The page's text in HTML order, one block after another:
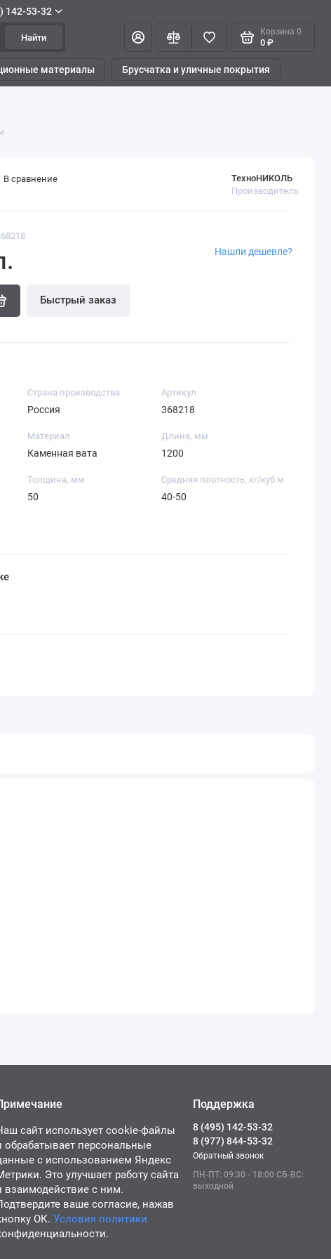
142-53-32
Найти
Корзина 0
0 ₽
материалы Брусчатка и уличные покрытия
ТехноНИКОЛЬ
Производитель
Быстрый заказ
Нашли дешевле?
В сравнение
Страна производства
Россия
Артикул
368218
Материал
Каменная вата
Длина, мм
1200
Толщина, мм
50
Средняя плотность, кг/куб.м
40-50
сайт использует cookie-файлы
обрабатывает персональные
с использованием Яндекс
Это улучшает работу сайта
взаимодействие с ним.
ваше согласие, нажав
ОК.Условия политики
Поддержка
8 (495) 142-53-32
8 (977) 844-53-32
Обратный звонок
ПН-ПТ: 09:30 - 18:00 СБ-ВС:
выходной